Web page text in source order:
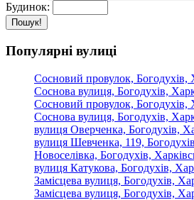
Будинок:
Пошук!
Популярні вулиці
Сосновий провулок, Богодухів,
Соснова вулиця, Богодухів,
Сосновий провулок, Богодухів,
Соснова вулиця, Богодухів,
вулиця Оверченка, Богодухів,
вулиця Шевченка, 119,
Новоселівка, Богодухів,
вулиця Катукова, Богодухів,
Замісцева вулиця, Богодухів,
Замісцева вулиця, Богодухів,